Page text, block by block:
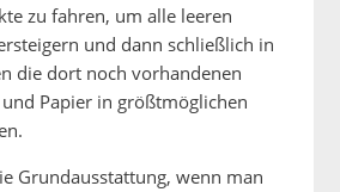
zu fahren, um alle leeren
und dann schließlich in
die dort noch vorhandenen
Papier in größtmöglichen
Grundausstattung, wenn man